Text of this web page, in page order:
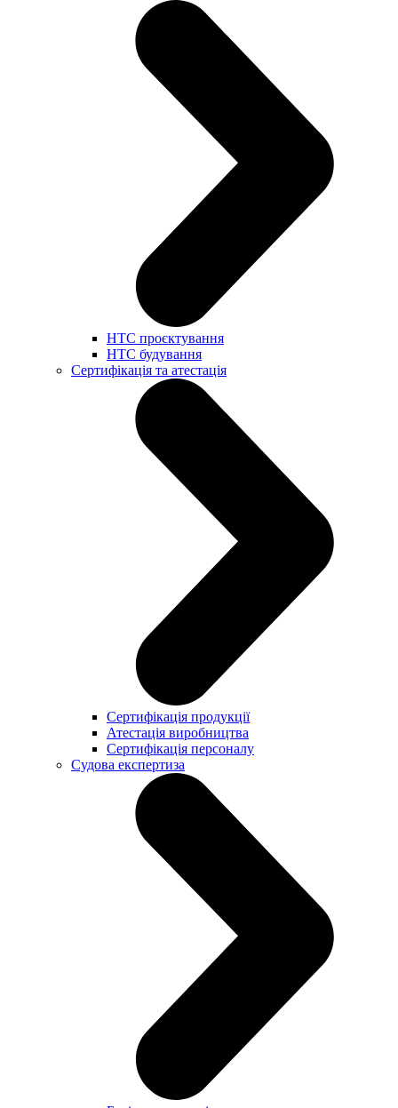
НТС проєктування
НТС будування
Сертифікація та атестація
Сертифікація продукції
Атестація виробництва
Сертифікація персоналу
Судова експертиза